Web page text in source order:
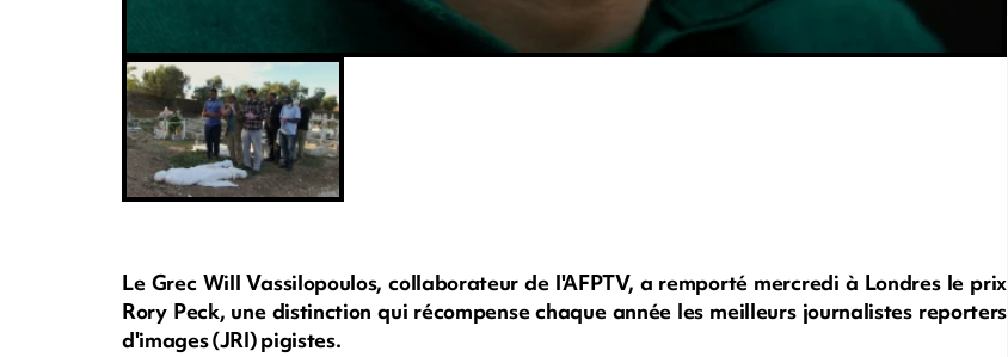
Le Grec Will Vassilopoulos, collaborateur de l'AFPTV, a remporté mercredi à Londres le prix
Rory Peck, une distinction qui récompense chaque année les meilleurs journalistes reporters
d'images (JRI) pigistes.